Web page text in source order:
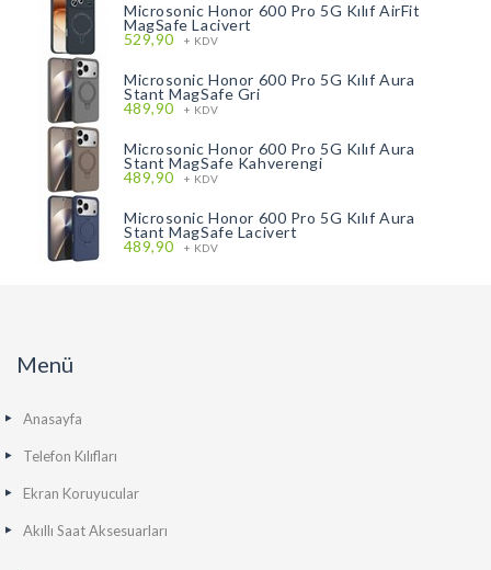
Microsonic Honor 600 Pro 5G Kılıf AirFit
MagSafe Lacivert
529,90 + KDV
Microsonic Honor 600 Pro 5G Kılıf Aura
Stant MagSafe Gri
489,90 + KDV
Microsonic Honor 600 Pro 5G Kılıf Aura
Stant MagSafe Kahverengi
489,90 + KDV
Microsonic Honor 600 Pro 5G Kılıf Aura
Stant MagSafe Lacivert
489,90 + KDV
Menü
Anasayfa
Telefon Kılıfları
Ekran Koruyucular
Akıllı Saat Aksesuarları